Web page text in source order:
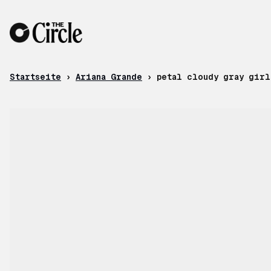
Startseite › Ariana Grande › petal cloudy gray